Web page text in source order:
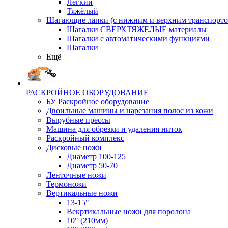
Лёгкий
Тяжёлый
Шагающие лапки (с нижним и верхним
Шагалки СВЕРХТЯЖЕЛЫЕ материалы
Шагалки с автоматическими функциями
Шагалки
Ещё
РАСКРОЙНОЕ ОБОРУДОВАНИЕ
БУ Раскройное оборудование
Двоильные машины и нарезания полос из кожи
Вырубные прессы
Машина для обрезки и удаления ниток
Раскройный комплекс
Дисковые ножи
Диаметр 100-125
Диаметр 50-70
Ленточные ножи
Термоножи
Вертикальные ножи
13-15"
Векртикальные ножи для поролона
10" (210мм)